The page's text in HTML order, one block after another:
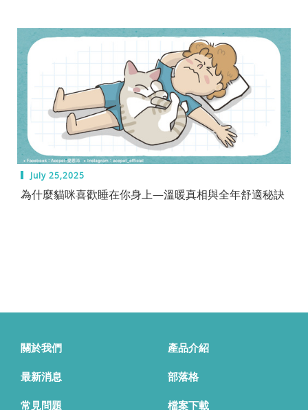
July 25,2025
為什麼貓咪喜歡睡在你身上—溫暖真相與全年舒適秘訣
關於我們 產品介紹
最新消息 部落格
常見問題 檔案下載